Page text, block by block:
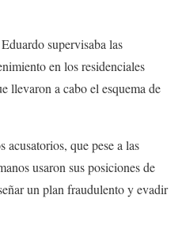
supervisaba las
en los residenciales
llevaron a cabo el esquema de
que pese a las
usaron sus posiciones de
un plan fraudulento y evadir